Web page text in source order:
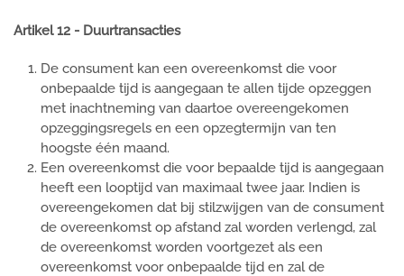
Artikel 12 - Duurtransacties
De consument kan een overeenkomst die voor
onbepaalde tijd is aangegaan te allen tijde opzeggen
met inachtneming van daartoe overeengekomen
opzeggingsregels en een opzegtermijn van ten
hoogste één maand.
Een overeenkomst die voor bepaalde tijd is aangegaan
heeft een looptijd van maximaal twee jaar. Indien is
overeengekomen dat bij stilzwijgen van de consument
de overeenkomst op afstand zal worden verlengd, zal
de overeenkomst worden voortgezet als een
overeenkomst voor onbepaalde tijd en zal de